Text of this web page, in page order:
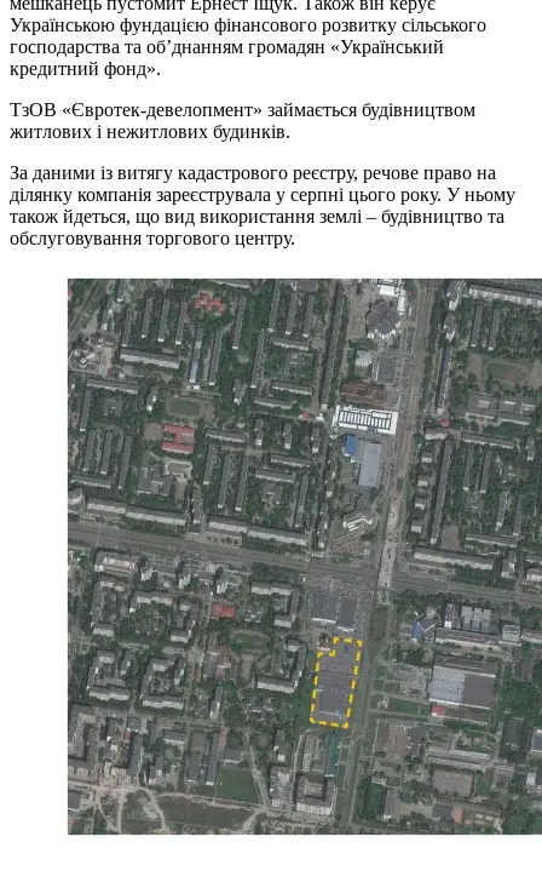
Українською фундацією фінансового розвитку сільського
господарства та об’днанням громадян «Український
кредитний фонд».
ТзОВ «Євротек-девелопмент» займається будівництвом
житлових і нежитлових будинків.
За даними із витягу кадастрового реєстру, речове право на
ділянку компанія зареєструвала у серпні цього року. У ньому
також йдеться, що вид використання землі – будівництво та
обслуговування торгового центру.